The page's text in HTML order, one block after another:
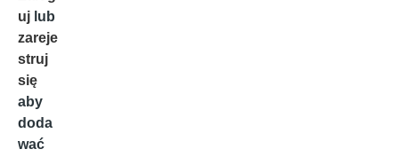
uj lub
zareje
struj
się
aby
doda
wać